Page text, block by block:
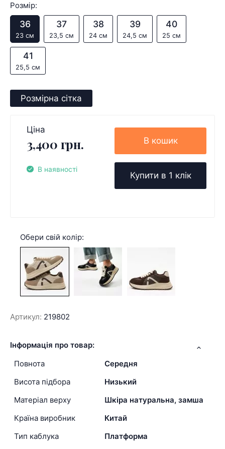
Розмір:
36
23 см
37
23,5 см
38
24 см
39
24,5 см
40
25 см
41
25,5 см
Розмірна сітка
Ціна
3,400 грн.
В наявності
В кошик
Купити в 1 клік
Обери свій колір:
Артикул: 219802
Інформація про товар:
Повнота
Середня
Висота підбора
Низький
Матеріал верху
Шкіра натуральна, замша
Країна виробник
Китай
Тип каблука
Платформа